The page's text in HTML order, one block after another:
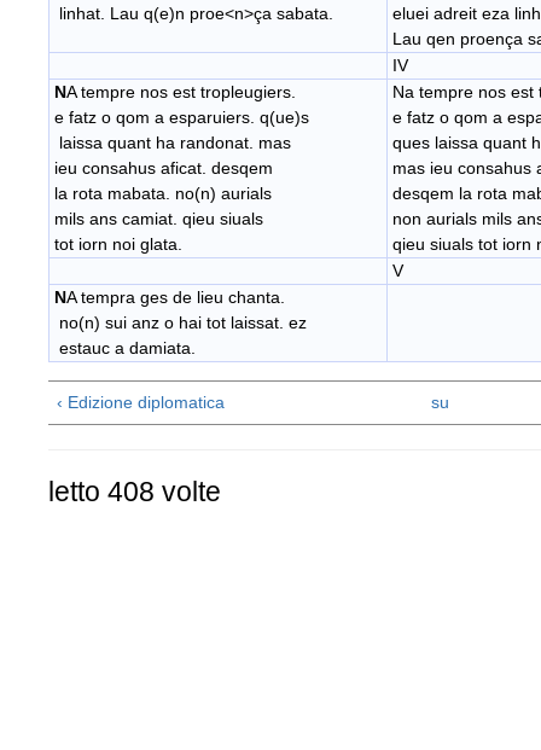
linhat. Lau q(e)n proe<n>ça sabata.
eluei adreit eza
Lau qen proença
IV
NA tempre nos est tropleugiers.
e fatz o qom a esparuiers. q(ue)s
laissa quant ha randonat. mas
ieu consahus aficat. desqem
la rota mabata. no(n) aurials
mils ans camiat. qieu siuals
tot iorn noi glata.
Na tempre nos est
e fatz o qom a
ques laissa quant
mas ieu consahus
desqem la rota
non aurials mils
qieu siuals tot iorn
V
NA tempra ges de lieu chanta.
no(n) sui anz o hai tot laissat. ez
estauc a damiata.
‹ Edizione diplomatica su
letto 408 volte